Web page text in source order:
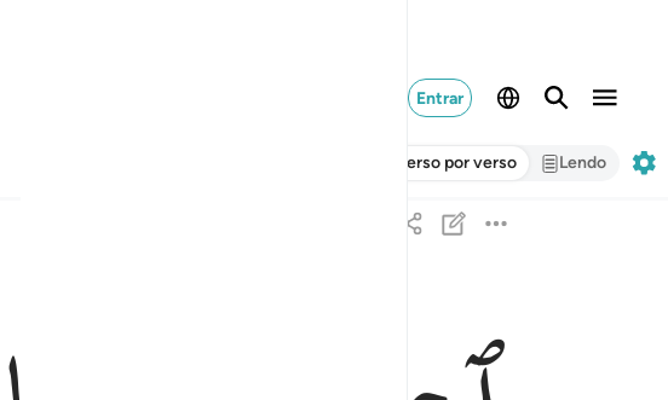
Entrar
Verso por verso Lendo
ٱصْبِرْ عَلَىٰ مَا يَقُولُونَ وَٱذْكُرْ عَبْدَنَا دَاوُۥدَ ذَا ٱلْأَيْدِ ۖ إِنَّهُۥٓ أَوَّابٌ ١٧